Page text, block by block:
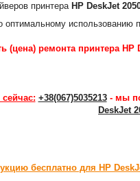
принтера HP DeskJet
оптимальному использованию
(цена) ремонта принтера HP
+38(067)5035213- мы
DeskJet
бесплатно для HP